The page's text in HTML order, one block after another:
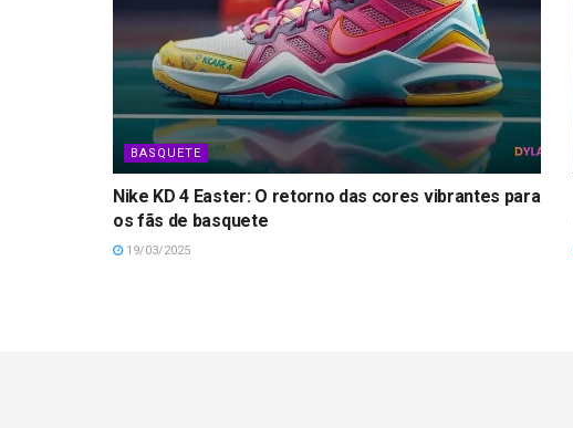
BASQUETE
Nike KD 4 Easter: O retorno das cores vibrantes para
os fãs de basquete
19/03/2025